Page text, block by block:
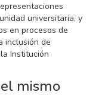
universitaria, y
en procesos de
inclusión de
Institución
mismo